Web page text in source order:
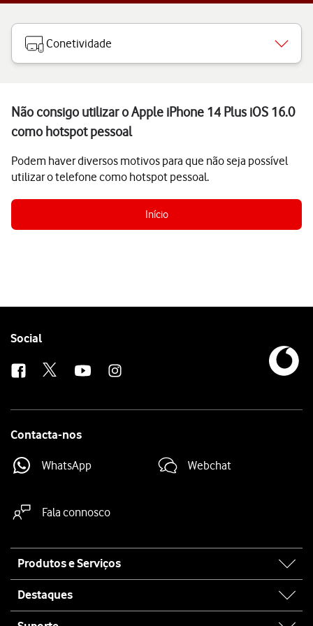
Conetividade
Não consigo utilizar o Apple iPhone 14 Plus iOS 16.0
como hotspot pessoal
Podem haver diversos motivos para que não seja possível
utilizar o telefone como hotspot pessoal.
Início
Follow
Social
Contacta-nos
WhatsApp Webchat
Fala connosco
map
Produtos e Serviços
Destaques